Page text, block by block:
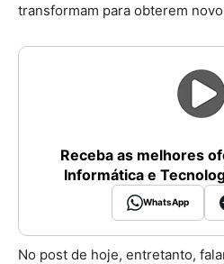
transformam para obterem
Receba as melhores
Informática e
WhatsApp
No post de hoje, entretanto,